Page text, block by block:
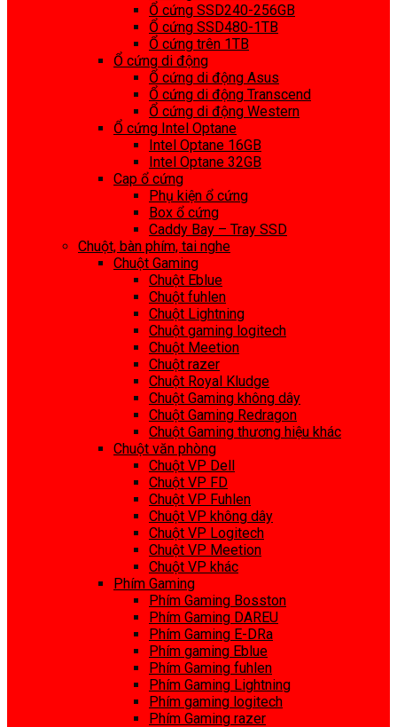
Ổ cứng SSD240-256GB
Ổ cứng SSD480-1TB
Ổ cứng trên 1TB
Ổ cứng di động
Ổ cứng di động Asus
Ổ cứng di động Transcend
Ổ cứng di động Western
Ổ cứng Intel Optane
Intel Optane 16GB
Intel Optane 32GB
Cap ổ cứng
Phụ kiện ổ cứng
Box ổ cứng
Caddy Bay – Tray SSD
Chuột, bàn phím, tai nghe
Chuột Gaming
Chuột Eblue
Chuột fuhlen
Chuột Lightning
Chuột gaming logitech
Chuột Meetion
Chuột razer
Chuột Royal Kludge
Chuột Gaming không dây
Chuột Gaming Redragon
Chuột Gaming thương hiệu khác
Chuột văn phòng
Chuột VP Dell
Chuột VP FD
Chuột VP Fuhlen
Chuột VP không dây
Chuột VP Logitech
Chuột VP Meetion
Chuột VP khác
Phím Gaming
Phím Gaming Bosston
Phím Gaming DAREU
Phím Gaming E-DRa
Phím gaming Eblue
Phím Gaming fuhlen
Phím Gaming Lightning
Phím gaming logitech
Phím Gaming razer